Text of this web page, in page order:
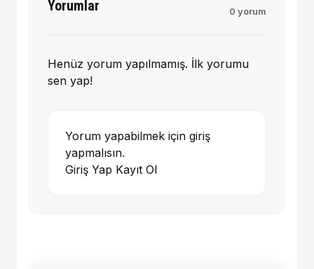
Yorumlar 0 yorum
Henüz yorum yapılmamış. İlk yorumu
sen yap!
Yorum yapabilmek için giriş
yapmalısın.
Giriş Yap Kayıt Ol